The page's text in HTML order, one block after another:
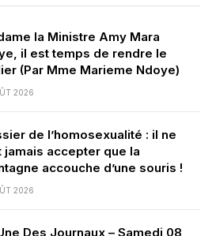
la Ministre Amy Mara
il est temps de rendre le
(Par Mme Marieme Ndoye)
2026
de l’homosexualité : il ne
jamais accepter que la
accouche d’une souris !
2026
Des Journaux – Samedi 08